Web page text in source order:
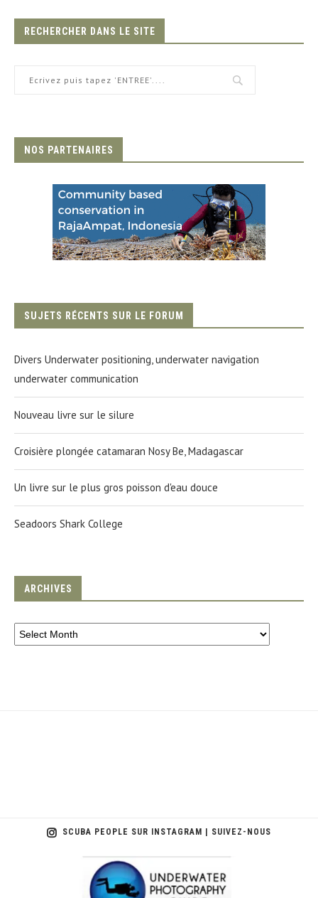
RECHERCHER DANS LE SITE
NOS PARTENAIRES
SUJETS RÉCENTS SUR LE FORUM
Divers Underwater positioning, underwater navigation
underwater communication
Nouveau livre sur le silure
Croisière plongée catamaran Nosy Be, Madagascar
Un livre sur le plus gros poisson d'eau douce
Seadoors Shark College
ARCHIVES
SCUBA PEOPLE SUR INSTAGRAM | SUIVEZ-NOUS
scuba_people_magazine